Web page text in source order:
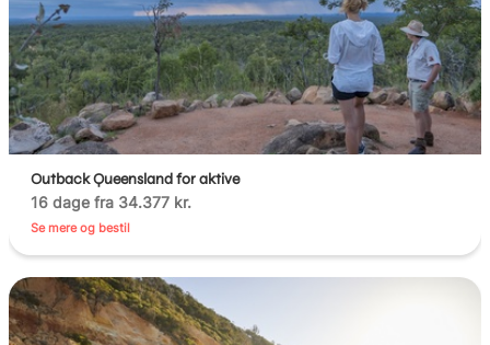
Outback Queensland for aktive
16 dage fra 34.377 kr.
Se mere og bestil